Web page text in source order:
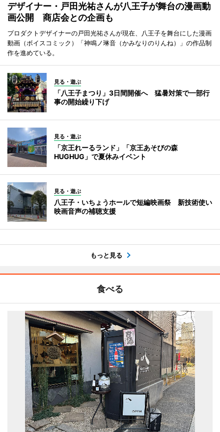
デザイナー・戸田光祐さんが八王子が舞台の漫画動
画公開 商店会との企画も
プロダクトデザイナーの戸田光祐さんが現在、八王子を舞台にした漫画
動画（ボイスコミック）「神鳴ノ琳音（かみなりのりんね）」の作品制
作を進めている。
見る・遊ぶ
「八王子まつり」3日間開催へ 猛暑対策で一部行
事の開始繰り下げ
見る・遊ぶ
「京王れーるランド」「京王あそびの森
HUGHUG」で夏休みイベント
見る・遊ぶ
八王子・いちょうホールで短編映画祭 新技術使い
映画音声の補聴支援
もっと見る
食べる